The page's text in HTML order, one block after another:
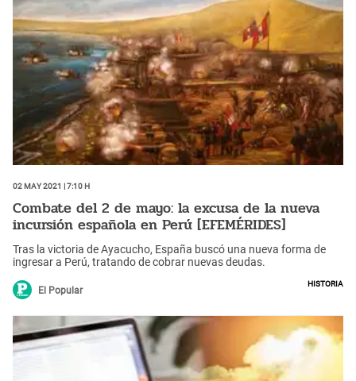
02 May 2021 | 7:10 h
Combate del 2 de mayo: la excusa de la nueva
incursión española en Perú [EFEMÉRIDES]
Tras la victoria de Ayacucho, España buscó una nueva forma de
ingresar a Perú, tratando de cobrar nuevas deudas.
El Popular
Historia